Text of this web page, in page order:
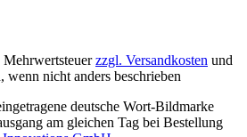
zzgl. Versandkosten und
wenn nicht anders beschrieben
deutsche Wort-Bildmarke
am gleichen Tag bei Bestellung